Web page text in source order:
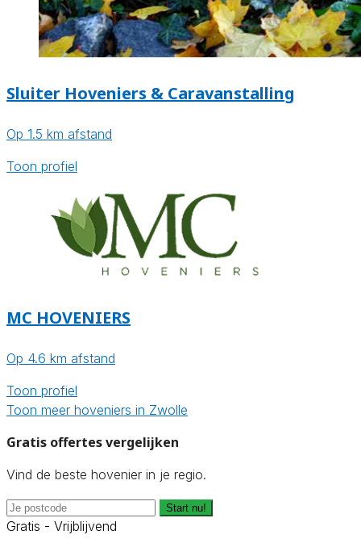
Sluiter Hoveniers & Caravanstalling
Op 1.5 km afstand
Toon profiel
MC HOVENIERS
Op 4.6 km afstand
Toon profiel
Toon meer hoveniers in Zwolle
Gratis offertes vergelijken
Vind de beste hovenier in je regio.
Start nu!
Gratis - Vrijblijvend